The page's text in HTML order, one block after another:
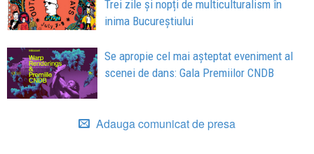
Trei zile și nopți de multiculturalism în
inima Bucureștiului
Se apropie cel mai așteptat eveniment al
scenei de dans: Gala Premiilor CNDB
Adauga comunicat de presa